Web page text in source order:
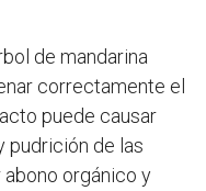
de mandarina
correctamente el
puede causar
pudrición de las
orgánico y